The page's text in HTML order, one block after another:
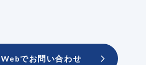
Webでお問い合わせ